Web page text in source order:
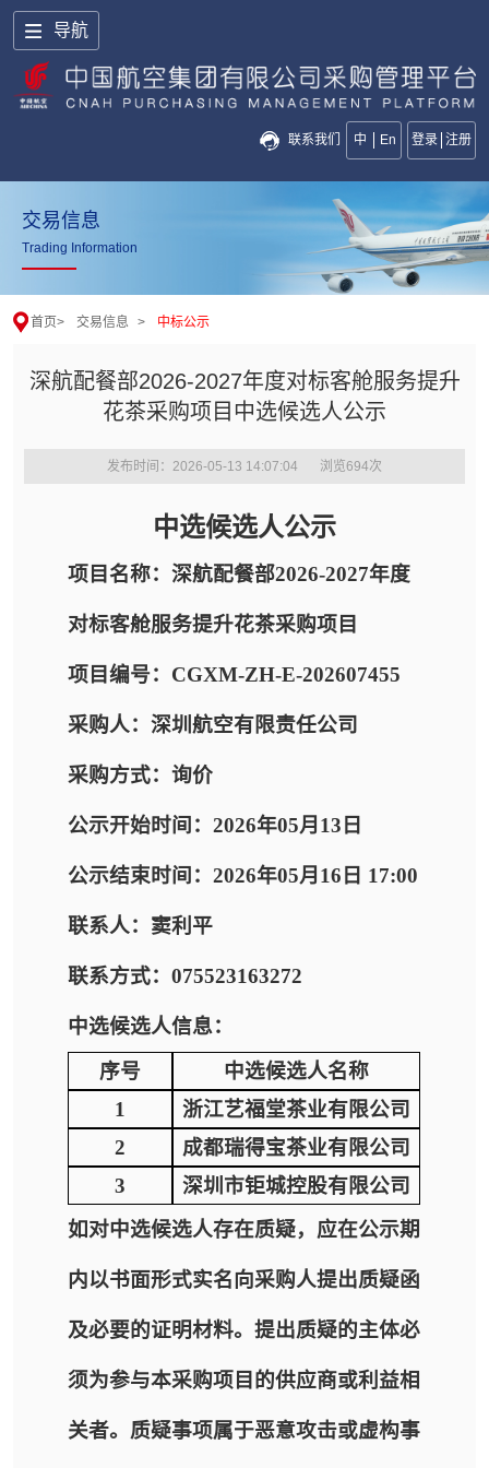
导航
联系我们 中 En 登录 注册
交易信息
Trading Information
首页> 交易信息 > 中标公示
深航配餐部2026-2027年度对标客舱服务提升
花茶采购项目中选候选人公示
发布时间：2026-05-13 14:07:04 浏览694次
中选候选人公示
项目名称：深航配餐部2026-2027年度
对标客舱服务提升花茶采购项目
项目编号：CGXM-ZH-E-202607455
采购人：深圳航空有限责任公司
采购方式：询价
公示开始时间：2026年05月13日
公示结束时间：2026年05月16日 17:00
联系人：窦利平
联系方式：075523163272
中选候选人信息：
序号
中选候选人名称
1
浙江艺福堂茶业有限公司
2
成都瑞得宝茶业有限公司
3
深圳市钜城控股有限公司
如对中选候选人存在质疑，应在公示期
内以书面形式实名向采购人提出质疑函
及必要的证明材料。提出质疑的主体必
须为参与本采购项目的供应商或利益相
关者。质疑事项属于恶意攻击或虚构事